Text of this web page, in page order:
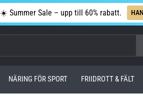
☀️ Summer Sale – upp till 60% rabatt.
NÄRING FÖR SPORT FRIIDROTT & FÄLT